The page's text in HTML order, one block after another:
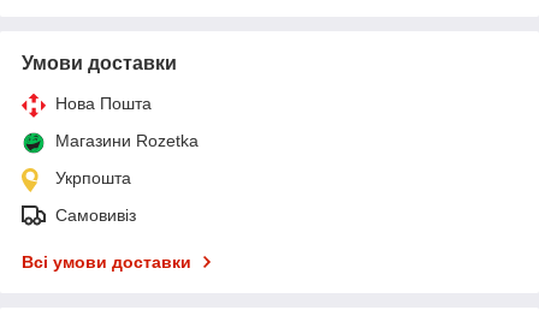
Умови доставки
Нова Пошта
Магазини Rozetka
Укрпошта
Самовивіз
Всі умови доставки